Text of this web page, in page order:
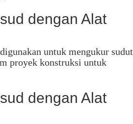
dengan Alat
untuk mengukur sudut
proyek konstruksi untuk
dengan Alat